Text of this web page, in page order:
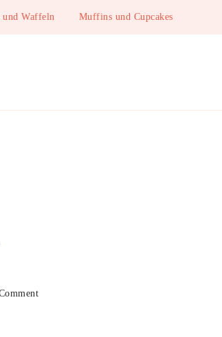
und Waffeln Muffins und Cupcakes
on